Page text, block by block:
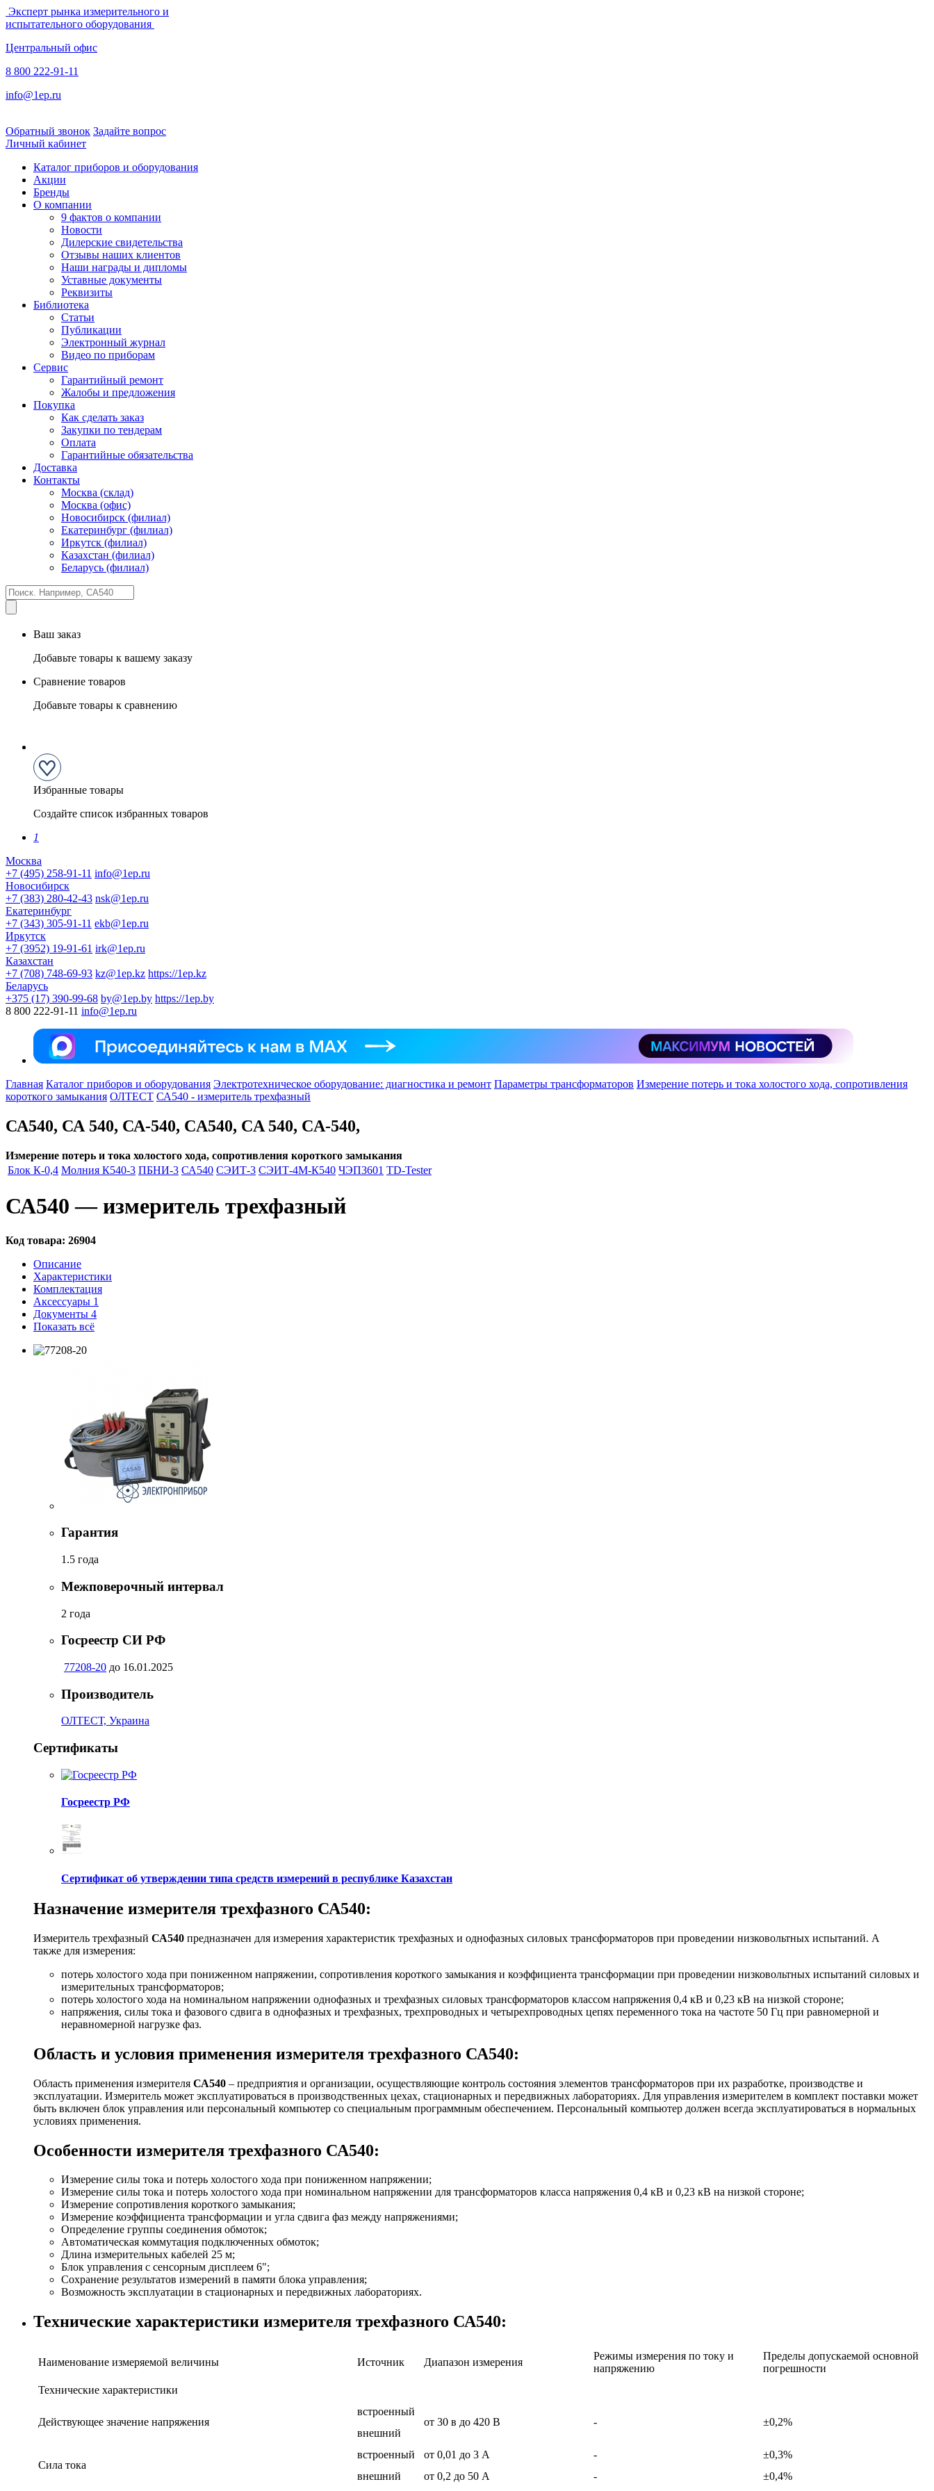
Эксперт рынка измерительного и
испытательного оборудования
Центральный офис
8 800 222-91-11
info@1ep.ru
Обратный звонок Задайте вопрос
Личный кабинет
Каталог приборов и оборудования
Акции
Бренды
О компании
9 фактов о компании
Новости
Дилерские свидетельства
Отзывы наших клиентов
Наши награды и дипломы
Уставные документы
Реквизиты
Библиотека
Статьи
Публикации
Электронный журнал
Видео по приборам
Сервис
Гарантийный ремонт
Жалобы и предложения
Покупка
Как сделать заказ
Закупки по тендерам
Оплата
Гарантийные обязательства
Доставка
Контакты
Москва (склад)
Москва (офис)
Новосибирск (филиал)
Екатеринбург (филиал)
Иркутск (филиал)
Казахстан (филиал)
Беларусь (филиал)
Ваш заказ
Добавьте товары к вашему заказу
Сравнение товаров
Добавьте товары к сравнению
Избранные товары
Создайте список избранных товаров
1
Москва
+7 (495) 258-91-11 info@1ep.ru
Новосибирск
+7 (383) 280-42-43 nsk@1ep.ru
Екатеринбург
+7 (343) 305-91-11 ekb@1ep.ru
Иркутск
+7 (3952) 19-91-61 irk@1ep.ru
Казахстан
+7 (708) 748-69-93 kz@1ep.kz https://1ep.kz
Беларусь
+375 (17) 390-99-68 by@1ep.by https://1ep.by
8 800 222-91-11 info@1ep.ru
Главная Каталог приборов и оборудования Электротехническое оборудование: диагностика и ремонт Параметры трансформаторов Измерение потерь и тока холостого хода, сопротивления
короткого замыкания ОЛТЕСТ СА540 - измеритель трехфазный
СА540, СА 540, СА-540, CA540, CA 540, CA-540,
Измерение потерь и тока холостого хода, сопротивления короткого замыкания
Блок К-0,4 Молния К540-3 ПБНИ-3 СА540 СЭИТ-3 СЭИТ-4М-К540 ЧЭП3601 TD-Tester
СА540 — измеритель трехфазный
Код товара: 26904
Описание
Характеристики
Комплектация
Аксессуары 1
Документы 4
Показать всё
Гарантия
1.5 года
Межповерочный интервал
2 года
Госреестр СИ РФ
77208-20 до 16.01.2025
Производитель
ОЛТЕСТ, Украина
Сертификаты
Госреестр РФ
Сертификат об утверждении типа средств измерений в республике Казахстан
Назначение измерителя трехфазного СА540:
Измеритель трехфазный СА540 предназначен для измерения характеристик трехфазных и однофазных силовых трансформаторов при проведении низковольтных испытаний. А
также для измерения:
потерь холостого хода при пониженном напряжении, сопротивления короткого замыкания и коэффициента трансформации при проведении низковольтных испытаний силовых и
измерительных трансформаторов;
потерь холостого хода на номинальном напряжении однофазных и трехфазных силовых трансформаторов классом напряжения 0,4 кВ и 0,23 кВ на низкой стороне;
напряжения, силы тока и фазового сдвига в однофазных и трехфазных, трехпроводных и четырехпроводных цепях переменного тока на частоте 50 Гц при равномерной и
неравномерной нагрузке фаз.
Область и условия применения измерителя трехфазного СА540:
Область применения измерителя СА540 – предприятия и организации, осуществляющие контроль состояния элементов трансформаторов при их разработке, производстве и
эксплуатации. Измеритель может эксплуатироваться в производственных цехах, стационарных и передвижных лабораториях. Для управления измерителем в комплект поставки может
быть включен блок управления или персональный компьютер со специальным программным обеспечением. Персональный компьютер должен всегда эксплуатироваться в нормальных
условиях применения.
Особенности измерителя трехфазного СА540:
Измерение силы тока и потерь холостого хода при пониженном напряжении;
Измерение силы тока и потерь холостого хода при номинальном напряжении для трансформаторов класса напряжения 0,4 кВ и 0,23 кВ на низкой стороне;
Измерение сопротивления короткого замыкания;
Измерение коэффициента трансформации и угла сдвига фаз между напряжениями;
Определение группы соединения обмоток;
Автоматическая коммутация подключенных обмоток;
Длина измерительных кабелей 25 м;
Блок управления с сенсорным дисплеем 6";
Сохранение результатов измерений в памяти блока управления;
Возможность эксплуатации в стационарных и передвижных лабораториях.
Технические характеристики измерителя трехфазного СА540:
Наименование измеряемой величины Источник Диапазон измерения
Режимы измерения по току и
напряжению
Пределы допускаемой основной
погрешности
Технические характеристики
Действующее значение напряжения
встроенный
от 30 в до 420 В
-
±0,2%
внешний
Сила тока
встроенный от 0,01 до 3 А -
±0,3%
внешний
от 0,2 до 50 А - ±0,4%